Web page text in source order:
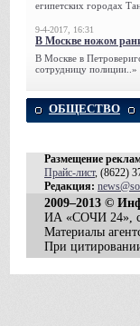
египетских городах
9-4-2017, 16:31
В Москве ножом
В Москве в
сотрудницу полиции..»
ОБЩЕСТВО
Размещение
Прайс-лист, (8622)
Редакция:
2009–2013 ©
ИА «СОЧИ 24»,
Материалы
При